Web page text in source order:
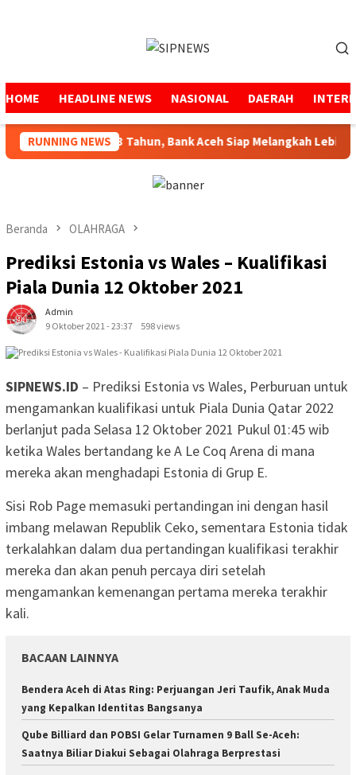
HOME HEADLINE NEWS NASIONAL DAERAH
RUNNING NEWS
Selama 53 Tahun, Bank Aceh Siap Melangkah Lebih Kuat
Beranda OLAHRAGA
Prediksi Estonia vs Wales – Kualifikasi
Piala Dunia 12 Oktober 2021
Admin
9 Oktober 2021 - 23:37
598 views
SIPNEWS.ID – Prediksi Estonia vs Wales, Perburuan untuk
mengamankan kualifikasi untuk Piala Dunia Qatar 2022
berlanjut pada Selasa 12 Oktober 2021 Pukul 01:45 wib
ketika Wales bertandang ke A Le Coq Arena di mana
mereka akan menghadapi Estonia di Grup E.
Sisi Rob Page memasuki pertandingan ini dengan hasil
imbang melawan Republik Ceko, sementara Estonia tidak
terkalahkan dalam dua pertandingan kualifikasi terakhir
mereka dan akan penuh percaya diri setelah
mengamankan kemenangan pertama mereka terakhir
kali.
BACAAN LAINNYA
Bendera Aceh di Atas Ring: Perjuangan Jeri Taufik, Anak Muda
yang Kepalkan Identitas Bangsanya
Qube Billiard dan POBSI Gelar Turnamen 9 Ball Se-Aceh:
Saatnya Biliar Diakui Sebagai Olahraga Berprestasi